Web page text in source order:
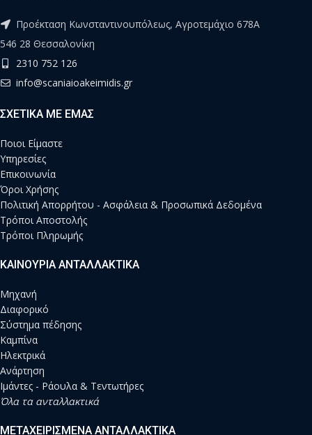
Προέκταση Κωνσταντινουπόλεως, Αγροτεμάχιο 678Α
546 28 Θεσσαλονίκη
2310 752 126
info@scaniaioakeimidis.gr
ΣΧΕΤΙΚΑ ΜΕ ΕΜΑΣ
Ποιοι Είμαστε
Υπηρεσίες
Επικοινωνία
Όροι Χρήσης
Πολιτική Απορρήτου - Ασφάλεια & Προσωπικά Δεδομένα
Τρόποι Αποστολής
Τρόποι Πληρωμής
ΚΑΙΝΟΥΡΙΑ ΑΝΤΑΛΛΑΚΤΙΚΑ
Μηχανή
Διαφορικό
Σύστημα πέδησης
Καμπίνα
Ηλεκτρικά
Ανάρτηση
Ιμάντες - Ράουλα & Τεντωτήρες
Όλα τα ανταλλακτικά
ΜΕΤΑΧΕΙΡΙΣΜΕΝΑ ΑΝΤΑΛΛΑΚΤΙΚΑ